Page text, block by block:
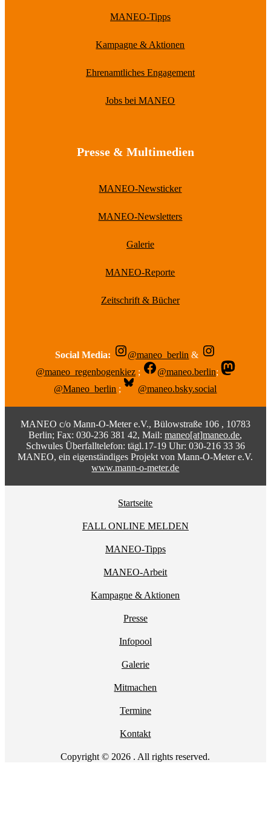
MANEO-Tipps
Kampagne & Aktionen
Ehrenamtliches Engagement
Jobs bei MANEO
Presse & Multimedien
MANEO-Newsticker
MANEO-Newsletters
Galerie
MANEO-Reporte
Zeitschrift & Bücher
Social Media: @maneo_berlin &
@maneo_regenbogenkiez ; @maneo.berlin;
@Maneo_berlin ; @maneo.bsky.social
MANEO c/o Mann-O-Meter e.V., Bülowstraße 106 , 10783
Berlin; Fax: 030-236 381 42, Mail:maneo[at]maneo.de,
Schwules Überfalltelefon: tägl.17-19 Uhr: 030-216 33 36
MANEO, ein eigenständiges Projekt von Mann-O-Meter e.V.
www.mann-o-meter.de
Startseite
FALL ONLINE MELDEN
MANEO-Tipps
MANEO-Arbeit
Kampagne & Aktionen
Presse
Infopool
Galerie
Mitmachen
Termine
Kontakt
Copyright © 2026 . All rights reserved.